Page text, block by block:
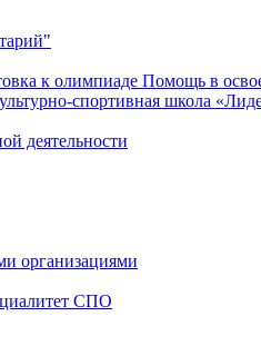
к олимпиаде Помощь в
спортивная школа
деятельности
организациями
СПО